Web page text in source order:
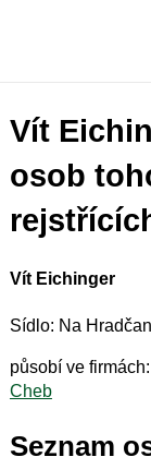
Vít
osob
Vít Eichinger
Sídlo: Na
působí ve firmách:
Cheb
Seznam